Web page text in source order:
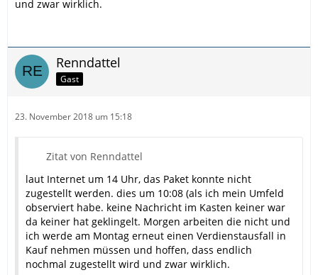
und zwar wirklich.
Renndattel
Gast
23. November 2018 um 15:18
Zitat von Renndattel
laut Internet um 14 Uhr, das Paket konnte nicht
zugestellt werden. dies um 10:08 (als ich mein Umfeld
observiert habe. keine Nachricht im Kasten keiner war
da keiner hat geklingelt. Morgen arbeiten die nicht und
ich werde am Montag erneut einen Verdienstausfall in
Kauf nehmen müssen und hoffen, dass endlich
nochmal zugestellt wird und zwar wirklich.